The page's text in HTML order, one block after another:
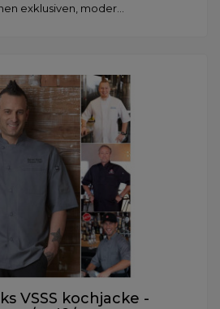
exklusiven, moder...
VSSS kochjacke -